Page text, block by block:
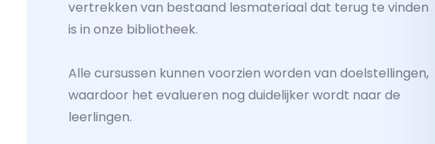
vertrekken van bestaand lesmateriaal dat terug te vinden
is in onze bibliotheek.
Alle cursussen kunnen voorzien worden van doelstellingen,
waardoor het evalueren nog duidelijker wordt naar de
leerlingen.